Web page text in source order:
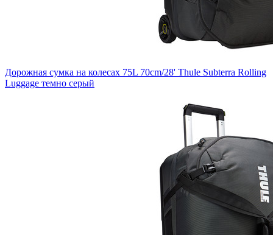
Дорожная сумка на колесах 75L 70cm/28' Thule Subterra Rolling
Luggage темно серый